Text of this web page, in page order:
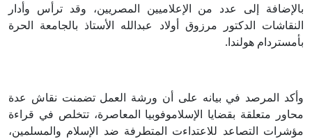
بالإضافة إلى عدد من الإعلاميين المصريين، وقد ترأس وأدار
النقاشات الدكتور مرزوق أولاد عبدالله الأستاذ بالجامعة الحرة
بأمستردام هولندا.
وأكد المرصد في بيانه على أن ورشة العمل تضمنت نقاش عدة
محاور متعلقة بقضايا الإسلاموفوبيا المعاصرة، تتخلص في قراءة
مؤشرات التصاعد للاعتداءت المتطرفة ضد الإسلام والمسلمين،